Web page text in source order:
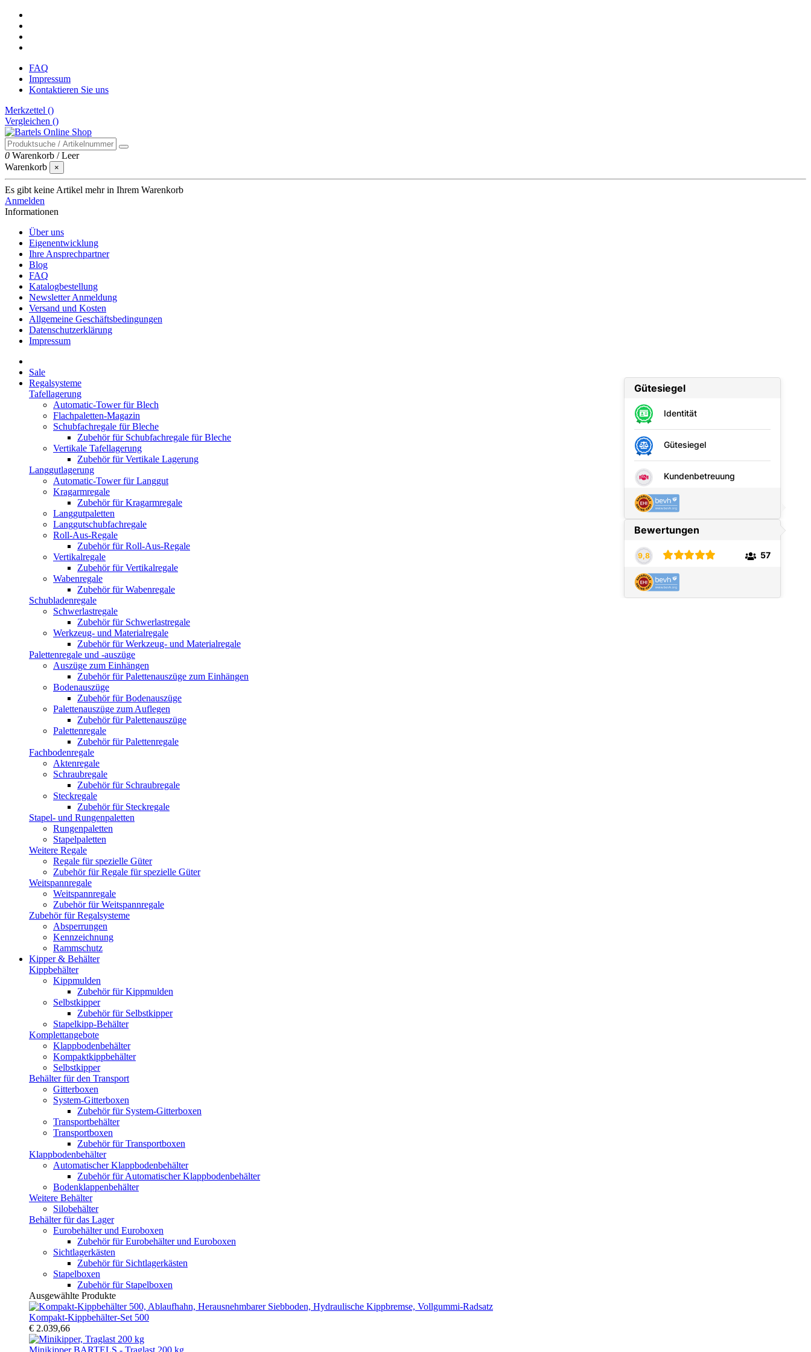
FAQ
Impressum
Kontaktieren Sie uns
Merkzettel ()
Vergleichen ()
0 Warenkorb /Leer
Warenkorb
×
Es gibt keine Artikel mehr in Ihrem Warenkorb
Anmelden
Informationen
Über uns
Eigenentwicklung
Ihre Ansprechpartner
Blog
FAQ
Katalogbestellung
Newsletter Anmeldung
Versand und Kosten
Allgemeine Geschäftsbedingungen
Datenschutzerklärung
Impressum
Sale
Regalsysteme
Tafellagerung
Automatic-Tower für Blech
Flachpaletten-Magazin
Schubfachregale für Bleche
Zubehör für Schubfachregale für Bleche
Vertikale Tafellagerung
Zubehör für Vertikale Lagerung
Langgutlagerung
Automatic-Tower für Langgut
Kragarmregale
Zubehör für Kragarmregale
Langgutpaletten
Langgutschubfachregale
Roll-Aus-Regale
Zubehör für Roll-Aus-Regale
Vertikalregale
Zubehör für Vertikalregale
Wabenregale
Zubehör für Wabenregale
Schubladenregale
Schwerlastregale
Zubehör für Schwerlastregale
Werkzeug- und Materialregale
Zubehör für Werkzeug- und Materialregale
Palettenregale und -auszüge
Auszüge zum Einhängen
Zubehör für Palettenauszüge zum Einhängen
Bodenauszüge
Zubehör für Bodenauszüge
Palettenauszüge zum Auflegen
Zubehör für Palettenauszüge
Palettenregale
Zubehör für Palettenregale
Fachbodenregale
Aktenregale
Schraubregale
Zubehör für Schraubregale
Steckregale
Zubehör für Steckregale
Stapel- und Rungenpaletten
Rungenpaletten
Stapelpaletten
Weitere Regale
Regale für spezielle Güter
Zubehör für Regale für spezielle Güter
Weitspannregale
Weitspannregale
Zubehör für Weitspannregale
Zubehör für Regalsysteme
Absperrungen
Kennzeichnung
Rammschutz
Kipper & Behälter
Kippbehälter
Kippmulden
Zubehör für Kippmulden
Selbstkipper
Zubehör für Selbstkipper
Stapelkipp-Behälter
Komplettangebote
Klappbodenbehälter
Kompaktkippbehälter
Selbstkipper
Behälter für den Transport
Gitterboxen
System-Gitterboxen
Zubehör für System-Gitterboxen
Transportbehälter
Transportboxen
Zubehör für Transportboxen
Klappbodenbehälter
Automatischer Klappbodenbehälter
Zubehör für Automatischer Klappbodenbehälter
Bodenklappenbehälter
Weitere Behälter
Silobehälter
Behälter für das Lager
Eurobehälter und Euroboxen
Zubehör für Eurobehälter und Euroboxen
Sichtlagerkästen
Zubehör für Sichtlagerkästen
Stapelboxen
Zubehör für Stapelboxen
Ausgewählte Produkte
Kompakt-Kippbehälter-Set 500
€ 2.039,66
Minikipper BARTELS - Traglast 200 kg